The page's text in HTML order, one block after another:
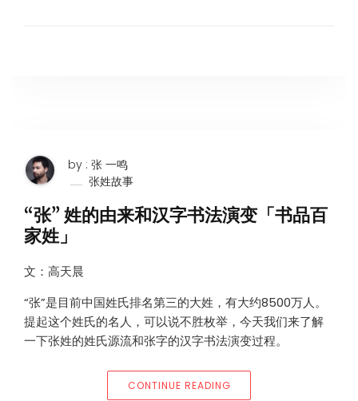
by : 张 一鸣
张姓故事
“张” 姓的由来和汉字书法演变「书品百
家姓」
文：高天晨
“张”是目前中国姓氏排名第三的大姓，有大约8500万人。
提起这个姓氏的名人，可以说不胜枚举，今天我们来了解
一下张姓的姓氏源流和张字的汉字书法演变过程。
CONTINUE READING““张” 姓的由来和汉字书法